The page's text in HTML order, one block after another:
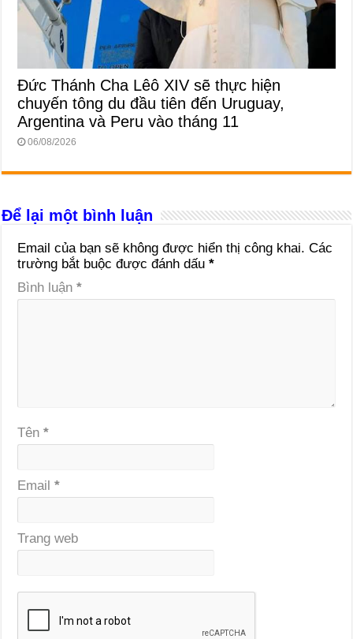
Đức Thánh Cha Lêô XIV sẽ thực hiện
chuyến tông du đầu tiên đến Uruguay,
Argentina và Peru vào tháng 11
06/08/2026
Để lại một bình luận
Email của bạn sẽ không được hiển thị công khai. Các
trường bắt buộc được đánh dấu*
Bình luận*
Tên*
Email*
Trang web